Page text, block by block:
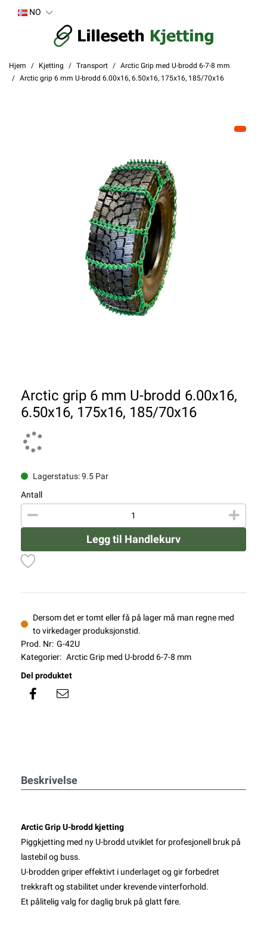
NO
Hjem Kjetting Transport
Arctic Grip med U-brodd 6-7-8 mm
Arctic grip 6 mm U-brodd 6.00x16, 6.50x16, 175x16, 185/70x16
Arctic grip 6 mm U-brodd 6.00x16,
6.50x16, 175x16, 185/70x16
Lagerstatus: 9.5 Par
Antall
Legg til Handlekurv
Dersom det er tomt eller få på lager må man regne med
to virkedager produksjonstid.
Prod. Nr: G-42U
Kategorier: Arctic Grip med U-brodd 6-7-8 mm
Del produktet
Beskrivelse
Arctic Grip U-brodd kjetting
Piggkjetting med ny U-brodd utviklet for profesjonell bruk på
lastebil og buss.
U-brodden griper effektivt i underlaget og gir forbedret
trekkraft og stabilitet under krevende vinterforhold.
Et pålitelig valg for daglig bruk på glatt føre.